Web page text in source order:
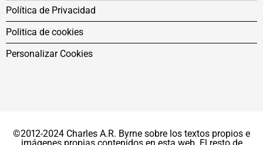
Política de Privacidad
Politica de cookies
Personalizar Cookies
©2012-2024 Charles A.R. Byrne sobre los textos propios e